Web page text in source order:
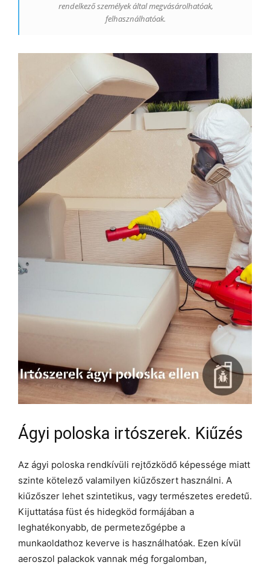
rendelkező személyek által megvásárolhatóak,
felhasználhatóak.
Ágyi poloska irtószerek. Kiűzés
Az ágyi poloska rendkívüli rejtőzködő képessége miatt
szinte kötelező valamilyen kiűzőszert használni. A
kiűzőszer lehet szintetikus, vagy természetes eredetű.
Kijuttatása füst és hidegköd formájában a
leghatékonyabb, de permetezőgépbe a
munkaoldathoz keverve is használhatóak. Ezen kívül
aeroszol palackok vannak még forgalomban,